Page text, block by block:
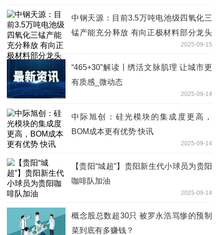
中钢天源：目前3.5万吨电池级四氧化三
锰产能充分释放 有向正极材料部分龙头
2025-09-15
“465+30”解读丨绣活文脉肌理 让城市更
有质感_微动态
2025-09-14
中际旭创：硅光模块的集成度更高，
BOM成本更有优势 快讯
2025-09-14
【贵阳“城超”】贵阳新生代小球员为贵阳
咖啡队加油
2025-09-14
概念股总数超30只 被罗永浩骂惨的预制
菜到底有多赚钱？